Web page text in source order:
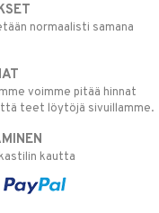
normaalisti samana
voimme pitää hinnat
teet löytöjä sivuillamme.
kautta